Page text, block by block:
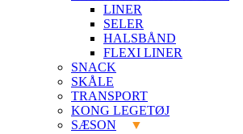
LINER
SELER
HALSBÅND
FLEXI LINER
SNACK
SKÅLE
TRANSPORT
KONG LEGETØJ
SÆSON